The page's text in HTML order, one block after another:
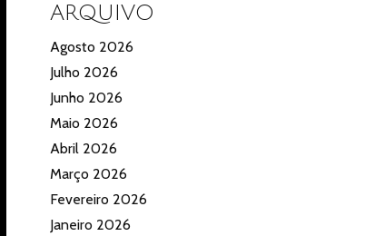
ARQUIVO
Agosto 2026
Julho 2026
Junho 2026
Maio 2026
Abril 2026
Março 2026
Fevereiro 2026
Janeiro 2026